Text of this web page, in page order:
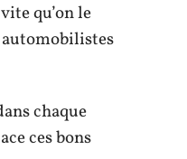
qu’on le
chaque
ces bons